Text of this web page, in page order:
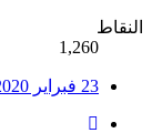
النقاط
1,260
23 فبراير 2020